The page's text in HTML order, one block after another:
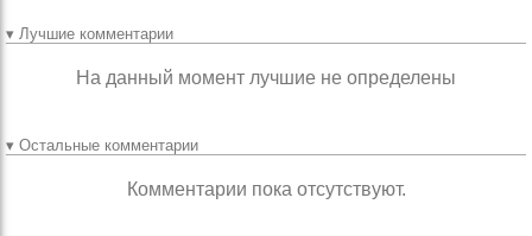
▾ Лучшие комментарии
На данный момент лучшие не определены
▾ Остальные комментарии
Комментарии пока отсутствуют.